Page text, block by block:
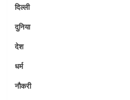
दिल्ली
दुनिया
देश
धर्म
नौकरी